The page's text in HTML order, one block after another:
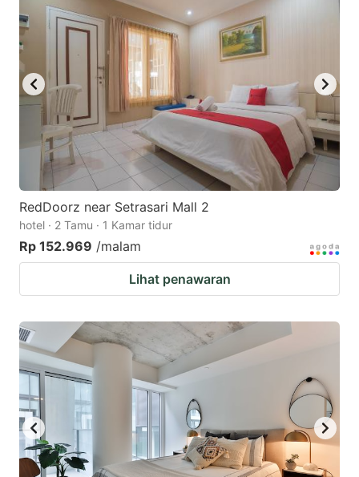
RedDoorz near Setrasari Mall 2
hotel · 2 Tamu · 1 Kamar tidur
Rp 152.969 /malam
Lihat penawaran